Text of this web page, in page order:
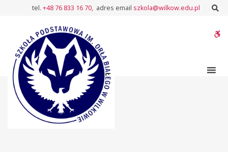
tel. +48 76 833 16 70, adres email szkola@wilkow.edu.pl